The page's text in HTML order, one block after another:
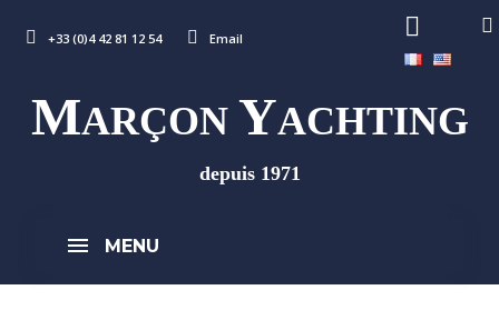
+33 (0)4 42 81 12 54 Email
MARÇON YACHTING
depuis 1971
MENU